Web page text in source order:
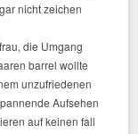
nicht zeichen
die Umgang
barrel wollte
unzufriedenen
Aufsehen
auf keinen fall